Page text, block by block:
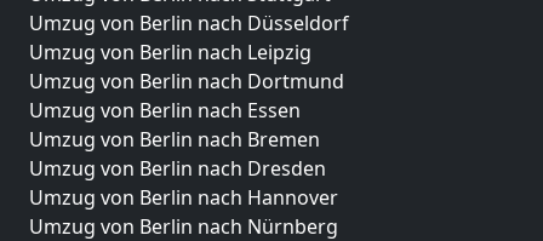
Umzug von Berlin nach Düsseldorf
Umzug von Berlin nach Leipzig
Umzug von Berlin nach Dortmund
Umzug von Berlin nach Essen
Umzug von Berlin nach Bremen
Umzug von Berlin nach Dresden
Umzug von Berlin nach Hannover
Umzug von Berlin nach Nürnberg